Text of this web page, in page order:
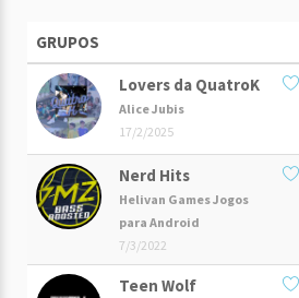
GRUPOS
Lovers da QuatroK
Alice Jubis
17/2/2025
Nerd Hits
Helivan Games Jogos
para Android
7/3/2022
Teen Wolf